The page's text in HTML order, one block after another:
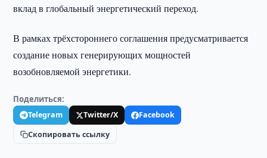
вклад в глобальный энергетический переход.
В рамках трёхстороннего соглашения предусматривается
создание новых генерирующих мощностей
возобновляемой энергетики.
Поделиться:
Telegram Twitter/X
Facebook
Скопировать ссылку